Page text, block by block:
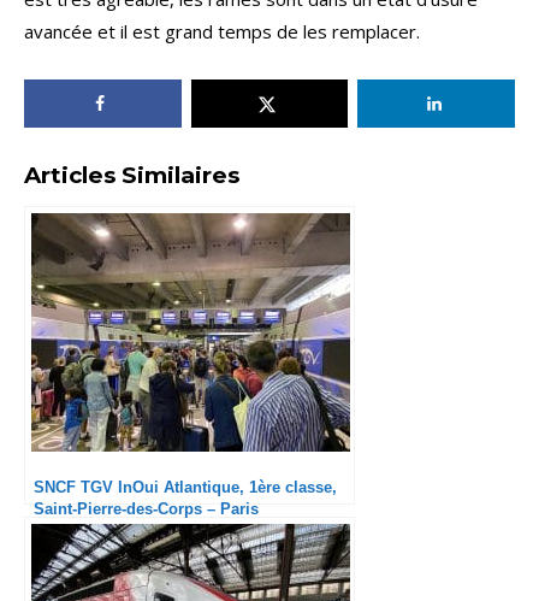
avancée et il est grand temps de les remplacer.
Articles Similaires
SNCF TGV InOui Atlantique, 1ère classe,
Saint-Pierre-des-Corps – Paris
Montparnasse : De la crasse en plein
COVID ?